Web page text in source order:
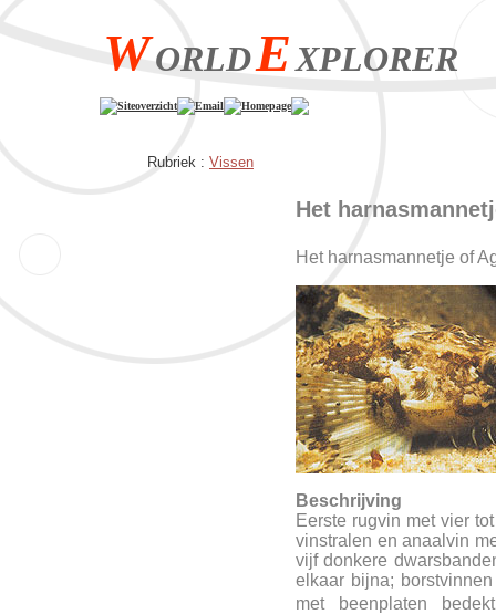
WORLDEXPLORER
Siteoverzicht Email Homepage
Rubriek : Vissen
Het
Het harnasmannetje of
Beschrijving
Eerste rugvin met vier
vinstralen en anaalvin
vijf donkere
elkaar bijna;
met beenplaten